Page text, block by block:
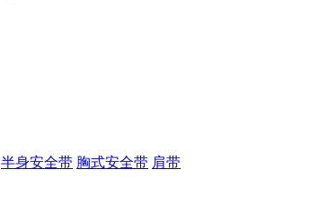
半身安全带 胸式安全带 肩带